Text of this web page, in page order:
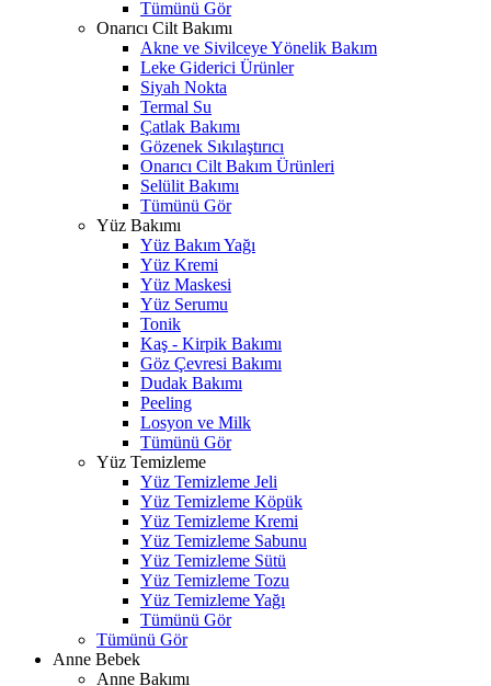
Tümünü Gör
Onarıcı Cilt Bakımı
Akne ve Sivilceye Yönelik Bakım
Leke Giderici Ürünler
Siyah Nokta
Termal Su
Çatlak Bakımı
Gözenek Sıkılaştırıcı
Onarıcı Cilt Bakım Ürünleri
Selülit Bakımı
Tümünü Gör
Yüz Bakımı
Yüz Bakım Yağı
Yüz Kremi
Yüz Maskesi
Yüz Serumu
Tonik
Kaş - Kirpik Bakımı
Göz Çevresi Bakımı
Dudak Bakımı
Peeling
Losyon ve Milk
Tümünü Gör
Yüz Temizleme
Yüz Temizleme Jeli
Yüz Temizleme Köpük
Yüz Temizleme Kremi
Yüz Temizleme Sabunu
Yüz Temizleme Sütü
Yüz Temizleme Tozu
Yüz Temizleme Yağı
Tümünü Gör
Tümünü Gör
Anne Bebek
Anne Bakımı